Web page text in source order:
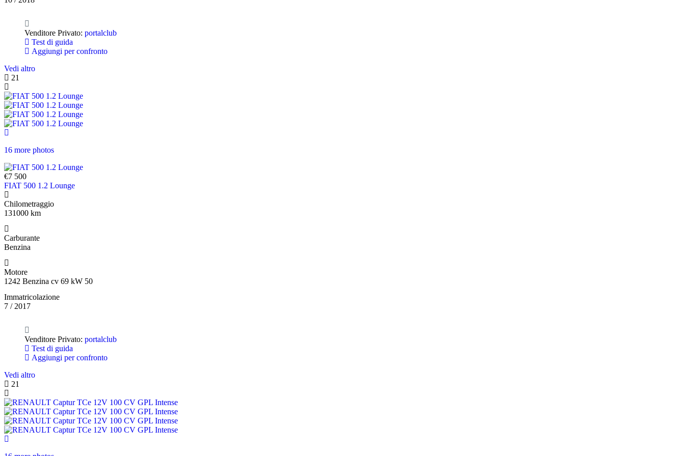
Venditore Privato: portalclub
Test di guida
Aggiungi per confronto
Vedi altro
21
16 more photos
€7 500
FIAT 500 1.2 Lounge
Chilometraggio
131000 km
Carburante
Benzina
Motore
1242 Benzina cv 69 kW 50
Immatricolazione
7 / 2017
Venditore Privato: portalclub
Test di guida
Aggiungi per confronto
Vedi altro
21